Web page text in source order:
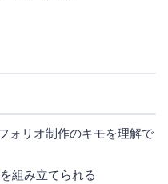
ォリオ制作のキモを理解で
組み立てられる